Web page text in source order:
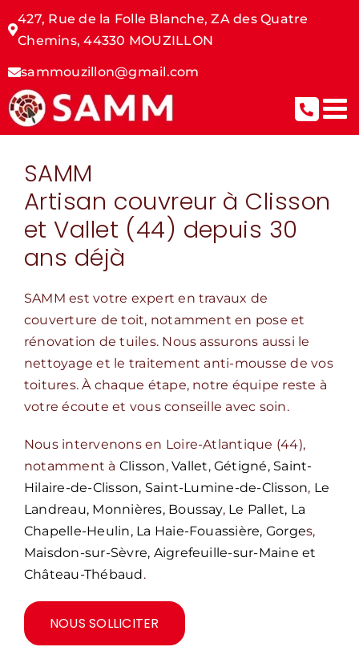
Passer
au
427, Rue de la Folle Blanche, ZA des Quatre
Chemins, 44330 MOUZILLON
sammouzillon@gmail.com
SAMM
Artisan couvreur à Clisson
et Vallet (44) depuis 30
ans déjà
SAMM est votre expert en travaux de
couverture de toit, notamment en pose et
rénovation de tuiles. Nous assurons aussi le
nettoyage et le traitement anti-mousse de vos
toitures. À chaque étape, notre équipe reste à
votre écoute et vous conseille avec soin.
Nous intervenons en Loire-Atlantique (44),
notamment à Clisson,Vallet, Gétigné, Saint-
Hilaire-de-Clisson, Saint-Lumine-de-Clisson, Le
Landreau, Monnières, Boussay, Le Pallet, La
Chapelle-Heulin, La Haie-Fouassière, Gorges,
Maisdon-sur-Sèvre, Aigrefeuille-sur-Maine et
Château-Thébaud.
NOUS SOLLICITER